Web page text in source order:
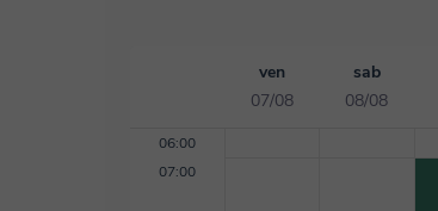
ven
07/08
sab
08/08
06:00
07:00